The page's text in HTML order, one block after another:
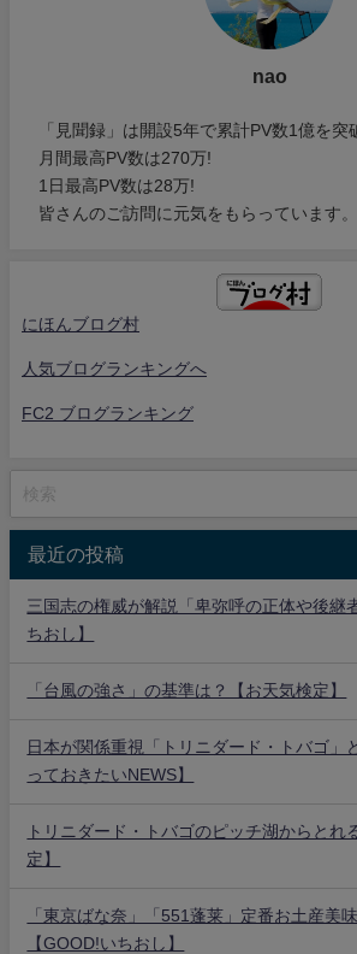
nao
「見聞録」は開設5年で累計PV数1億を突
月間最高PV数は270万!
1日最高PV数は28万!
皆さんのご訪問に元気をもらっています。
にほんブログ村
人気ブログランキングへ
FC2 ブログランキング
最近の投稿
三国志の権威が解説「卑弥呼の正体や後継
ちおし】
「台風の強さ」の基準は？【お天気検定】
日本が関係重視「トリニダード・トバゴ」
っておきたいNEWS】
トリニダード・トバゴのピッチ湖からとれ
定】
「東京ばな奈」「551蓬莱」定番お土産美
【GOOD!いちおし】